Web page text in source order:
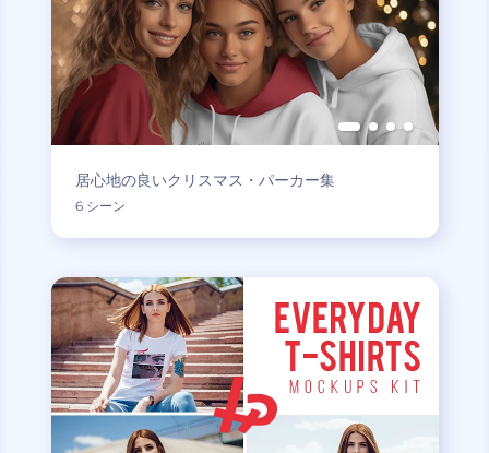
居心地の良いクリスマス・パーカー集
6 シーン